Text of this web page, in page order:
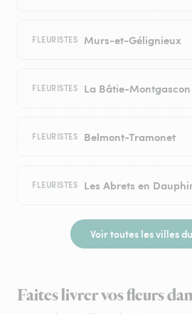
FLEURISTES Murs-et-Gélignieux
FLEURISTES La Bâtie-Montgascon
FLEURISTES Belmont-Tramonet
FLEURISTES Les Abrets en
Voir toutes les villes
Faites livrer vos fleurs